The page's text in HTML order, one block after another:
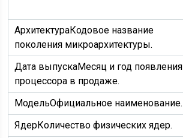
АрхитектураКодовое название
поколения микроархитектуры.
Дата выпускаМесяц и год появления
процессора в продаже.
МодельОфициальное наименование.
ЯдерКоличество физических ядер.